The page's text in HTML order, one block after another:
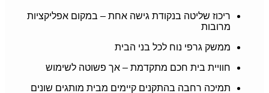
ריכוז שליטה בנקודת גישה אחת – במקום אפליקציות
מרובות
ממשק גרפי נוח לכל בני הבית
חוויית בית חכם מתקדמת – אך פשוטה לשימוש
תמיכה רחבה בהתקנים קיימים מבית מותגים שונים